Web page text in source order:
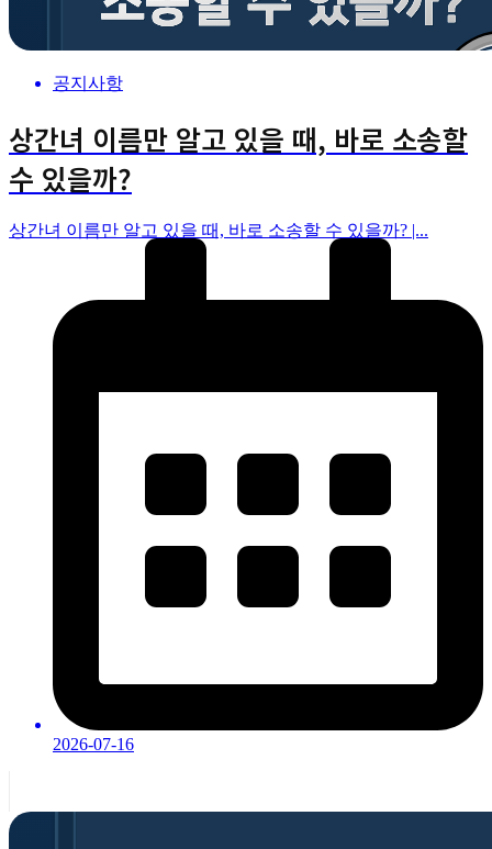
공지사항
상간녀 이름만 알고 있을 때, 바로 소송할
수 있을까?
상간녀 이름만 알고 있을 때, 바로 소송할 수 있을까? |...
2026-07-16